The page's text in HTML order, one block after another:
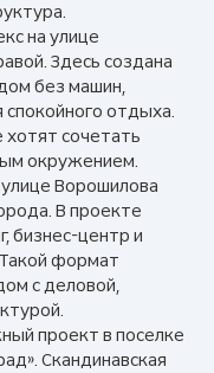
на улице
Здесь создана
без машин,
отдыха.
сочетать
окружением.
улице Ворошилова
В проекте
бизнес-центр и
формат
с деловой,
проект в поселке
Скандинавская